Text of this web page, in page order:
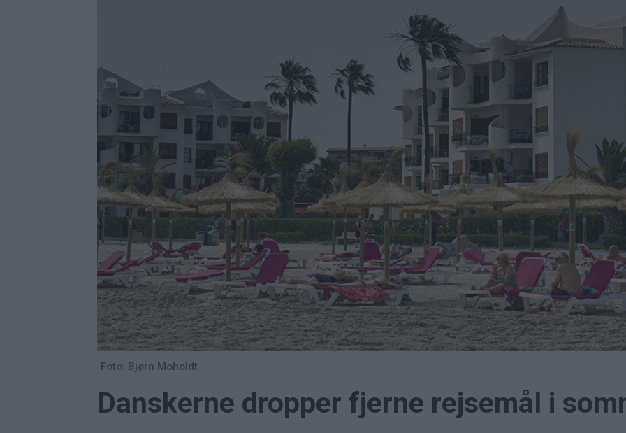
Foto: Bjørn Moholdt
Danskerne dropper fjerne rejsemål i